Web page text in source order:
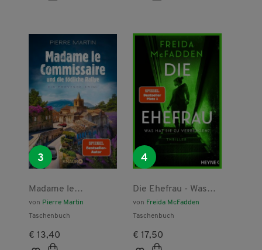
3
Madame le
Commissaire und die
tödliche Rallye
von Pierre Martin
Taschenbuch
€ 13,40
4
Die Ehefrau - Was
hat sie zu
verbergen?
von Freida McFadden
Taschenbuch
€ 17,50